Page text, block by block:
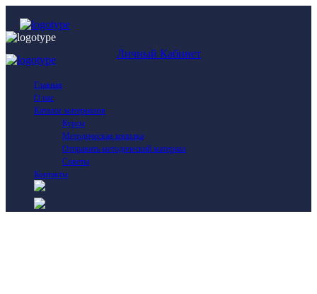
Личный Кабинет
Главная
О нас
Каталог материалов
Курсы
Методическая копилка
Отправить методический материал
Советы
Контакты